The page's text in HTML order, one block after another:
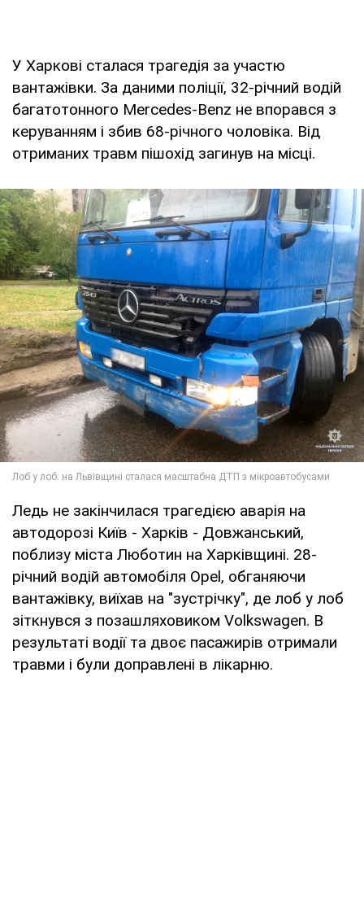
У Харкові сталася трагедія за участю
вантажівки. За даними поліції, 32-річний водій
багатотонного Mercedes-Benz не впорався з
керуванням і збив 68-річного чоловіка. Від
отриманих травм пішохід загинув на місці.
Ледь не закінчилася трагедією аварія на
автодорозі Київ - Харків - Довжанський,
поблизу міста Люботин на Харківщині. 28-
річний водій автомобіля Opel, обганяючи
вантажівку, виїхав на "зустрічку", де лоб у лоб
зіткнувся з позашляховиком Volkswagen. В
результаті водії та двоє пасажирів отримали
травми і були доправлені в лікарню.